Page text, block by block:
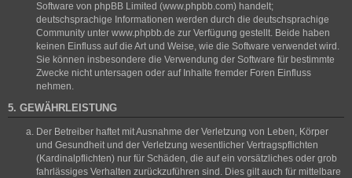
Software von phpBB Limited (www.phpbb.com) handelt;
deutschsprachige Informationen werden durch die deutschsprachige
Community unter www.phpbb.de zur Verfügung gestellt. Beide haben
keinen Einfluss auf die Art und Weise, wie die Software verwendet wird.
Sie können insbesondere die Verwendung der Software für bestimmte
Zwecke nicht untersagen oder auf Inhalte fremder Foren Einfluss
nehmen.
5. GEWÄHRLEISTUNG
Der Betreiber haftet mit Ausnahme der Verletzung von Leben, Körper
und Gesundheit und der Verletzung wesentlicher Vertragspflichten
(Kardinalpflichten) nur für Schäden, die auf ein vorsätzliches oder grob
fahrlässiges Verhalten zurückzuführen sind. Dies gilt auch für mittelbare